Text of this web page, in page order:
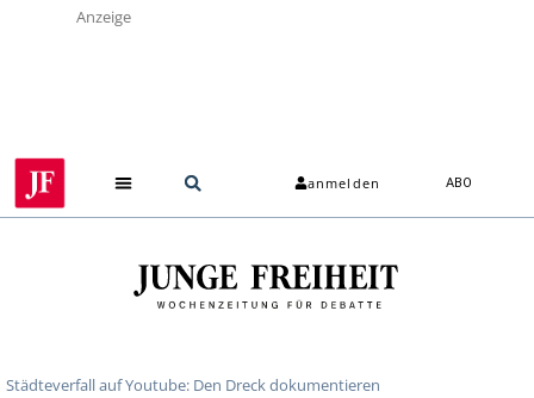
Anzeige
anmelden ABO
Städteverfall auf Youtube: Den Dreck dokumentieren